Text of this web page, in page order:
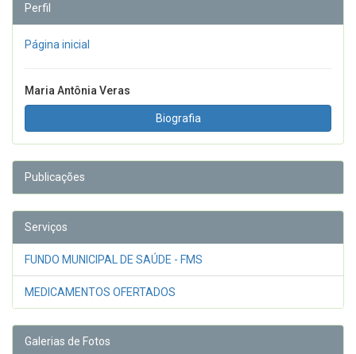
Perfil
Página inicial
Maria Antônia Veras
Biografia
Publicações
Serviços
FUNDO MUNICIPAL DE SAÚDE - FMS
MEDICAMENTOS OFERTADOS
Galerias de Fotos